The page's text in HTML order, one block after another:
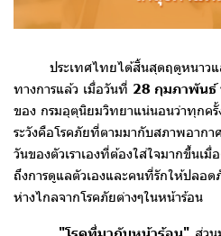
ประเทศไทยได้สิ้นสุดฤดูหนาวแ
ทางการแล้ว เมื่อวันที่ 28 กุมภาพัน
ของ กรมอุตุนิยมวิทยาแน่นอนว่าทุกครั้
ระวังคือโรคภัยที่ตามมากับสภาพอากา
วันของตัวเราเองที่ต้องใส่ใจมากขึ้นเ
ถึงการดูแลตัวเองและคนที่รักให้ปลอ
ห่างไกลจากโรคภัยต่างๆในหน้าร้อน
"โรคที่มากับหน้าร้อน"ส่วน